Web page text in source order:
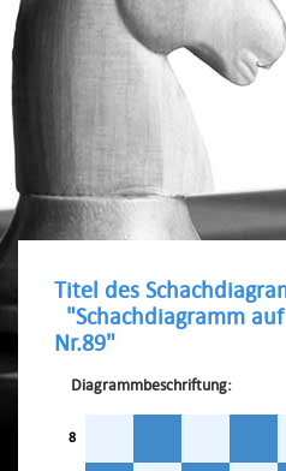
Titel des
"Schachdiagramm
Nr.89"
Diagrammbeschriftung:
8